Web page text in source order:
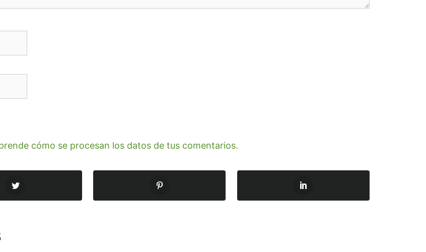
cómo se procesan los datos de tus comentarios.